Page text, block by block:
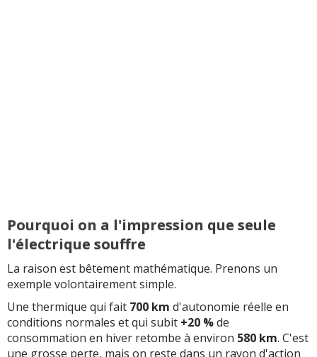
Pourquoi on a l'impression que seule
l'électrique souffre
La raison est bêtement mathématique. Prenons un
exemple volontairement simple.
Une thermique qui fait 700 km d'autonomie réelle en
conditions normales et qui subit +20 %de
consommation en hiver retombe à environ 580 km. C'est
une grosse perte, mais on reste dans un rayon d'action